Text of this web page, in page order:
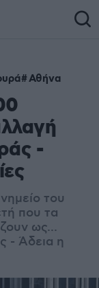
Αθήνα
-
του
που τα
ως...
- Άδεια η